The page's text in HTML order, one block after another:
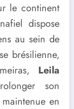
le continent
dispose
au sein de
brésilienne,
Leila
son
en